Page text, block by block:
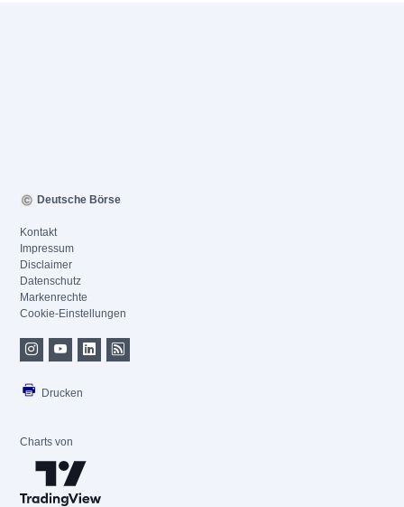
Deutsche Börse
Kontakt
Impressum
Disclaimer
Datenschutz
Markenrechte
Cookie-Einstellungen
Drucken
Charts von